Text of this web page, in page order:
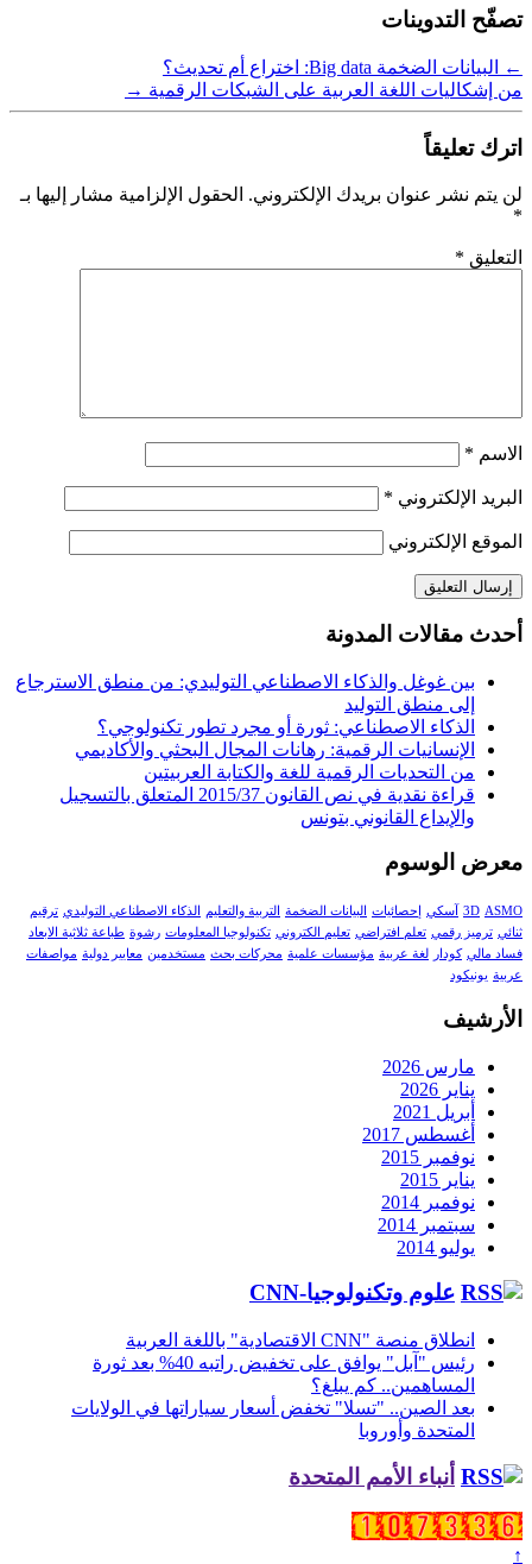
تصفّح التدوينات
←
البيانات الضخمة Big data: اختراع أم تحديث؟
من إشكاليات اللغة العربية على الشبكات الرقمية →
اترك تعليقاً
لن يتم نشر عنوان بريدك الإلكتروني. الحقول الإلزامية مشار إليها بـ
*
التعليق *
الاسم *
البريد الإلكتروني *
الموقع الإلكتروني
أحدث مقالات المدونة
بين غوغل والذكاء الاصطناعي التوليدي: من منطق الاسترجاع
إلى منطق التوليد
الذكاء الاصطناعي: ثورة أو مجرد تطور تكنولوجي؟
الإنسانيات الرقمية: رهانات المجال البحثي والأكاديمي
من التحديات الرقمية للغة والكتابة العربيتين
قراءة نقدية في نص القانون 2015/37 المتعلق بالتسجيل
والإيداع القانوني بتونس
معرض الوسوم
3D ASMO آسكي إحصائيات البيانات الضخمة التربية والتعليم الذكاء الاصطناعي التوليدي ترقيم
ثنائي ترميز رقمي تعلم افتراضي تعليم الكتروني تكنولوجيا المعلومات رشوة طباعة ثلاثية الابعاد
فساد مالي كودار لغة عربية مؤسسات علمية محركات بحث مستخدمين معايير دولية مواصفات
عربية يونيكود
الأرشيف
مارس 2026
يناير 2026
أبريل 2021
أغسطس 2017
نوفمبر 2015
يناير 2015
نوفمبر 2014
سبتمبر 2014
يوليو 2014
علوم وتكنولوجيا-CNN
انطلاق منصة "CNN الاقتصادية" باللغة العربية
رئيس "آبل" يوافق على تخفيض راتبه 40% بعد ثورة
المساهمين.. كم يبلغ؟
بعد الصين.. "تسلا" تخفض أسعار سياراتها في الولايات
المتحدة وأوروبا
أنباء الأمم المتحدة
↑